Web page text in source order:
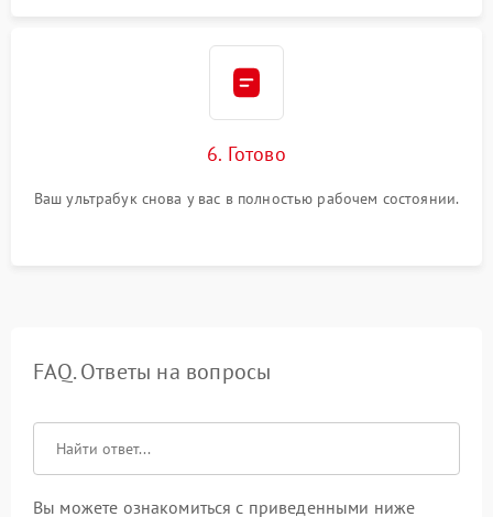
6. Готово
Ваш ультрабук снова у вас в полностью рабочем состоянии.
FAQ. Ответы на вопросы
Вы можете ознакомиться с приведенными ниже